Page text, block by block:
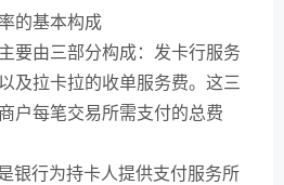
的基本构成
要由三部分构成：发卡行服务
及拉卡拉的收单服务费。这三
户每笔交易所需支付的总费
银行为持卡人提供支付服务所